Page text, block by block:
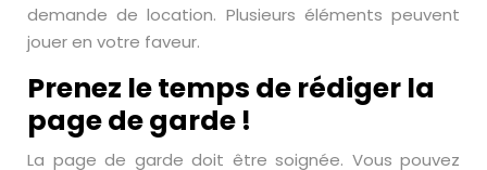
demande de location. Plusieurs éléments peuvent
jouer en votre faveur.
Prenez le temps de rédiger la
page de garde !
La page de garde doit être soignée. Vous pouvez